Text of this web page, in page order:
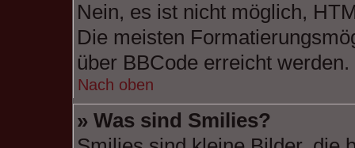
Nein, es ist nicht möglich,
Die meisten
über BBCode erreicht werden.
Nach oben
» Was sind Smilies?